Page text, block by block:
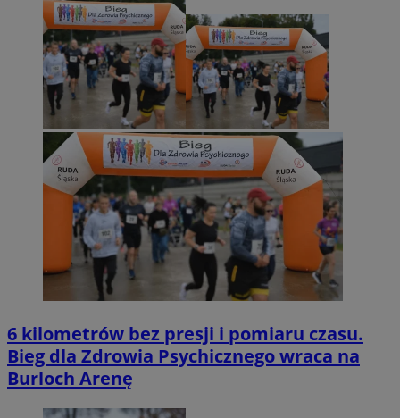
6 kilometrów bez presji i pomiaru czasu.
Bieg dla Zdrowia Psychicznego wraca na
Burloch Arenę